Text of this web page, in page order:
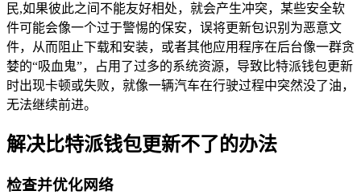
民,如果彼此之间不能友好相处，就会产生冲突，某些安全软
件可能会像一个过于警惕的保安，误将更新包识别为恶意文
件，从而阻止下载和安装，或者其他应用程序在后台像一群贪
婪的“吸血鬼”，占用了过多的系统资源，导致比特派钱包更新
时出现卡顿或失败，就像一辆汽车在行驶过程中突然没了油，
无法继续前进。
解决比特派钱包更新不了的办法
检查并优化网络